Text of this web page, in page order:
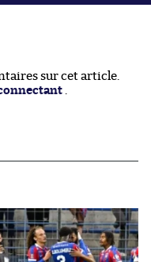
sur cet article.
.